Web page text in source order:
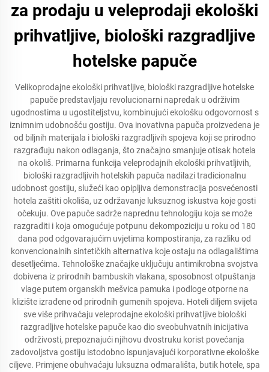
za prodaju u veleprodaji ekološki
prihvatljive, biološki razgradljive
hotelske papuče
Velikoprodajne ekološki prihvatljive, biološki razgradljive hotelske
papuče predstavljaju revolucionarni napredak u održivim
ugodnostima u ugostiteljstvu, kombinujući ekološku odgovornost s
iznimnim udobnošću gostiju. Ova inovativna papuča proizvedena je
od biljnih materijala i biološki razgradljivih spojeva koji se prirodno
razgrađuju nakon odlaganja, što značajno smanjuje otisak hotela
na okoliš. Primarna funkcija veleprodajnih ekološki prihvatljivih,
biološki razgradljivih hotelskih papuča nadilazi tradicionalnu
udobnost gostiju, služeći kao opipljiva demonstracija posvećenosti
hotela zaštiti okoliša, uz održavanje luksuznog iskustva koje gosti
očekuju. Ove papuče sadrže naprednu tehnologiju koja se može
razgraditi i koja omogućuje potpunu dekompoziciju u roku od 180
dana pod odgovarajućim uvjetima kompostiranja, za razliku od
konvencionalnih sintetičkih alternativa koje ostaju na odlagalištima
desetljećima. Tehnološke značajke uključuju antimikrobna svojstva
dobivena iz prirodnih bambuskih vlakana, sposobnost otpuštanja
vlage putem organskih mešvica pamuka i podloge otporne na
klizište izrađene od prirodnih gumenih spojeva. Hoteli diljem svijeta
sve više prihvaćaju veleprodajne ekološki prihvatljive biološki
razgradljive hotelske papuče kao dio sveobuhvatnih inicijativa
održivosti, prepoznajući njihovu dvostruku korist povećanja
zadovoljstva gostiju istodobno ispunjavajući korporativne ekološke
ciljeve. Primjene obuhvaćaju luksuzna odmarališta, butik hotele, spa